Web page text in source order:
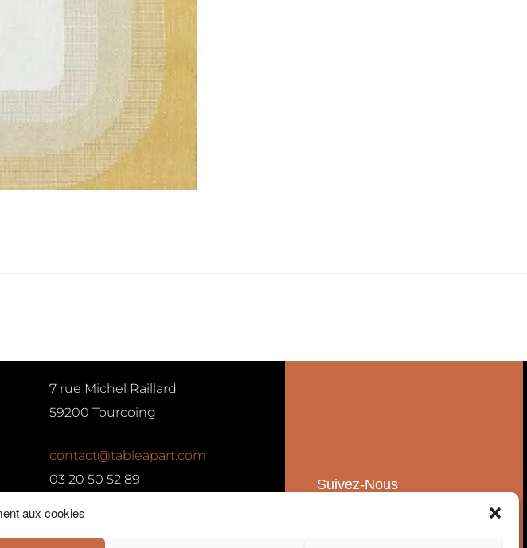
aux cookies
7 rue Michel Raillard
59200 Tourcoing
contact@tableapart.com
03 20 50 52 89
Conditions générales de Ventes
Suivez-Nous